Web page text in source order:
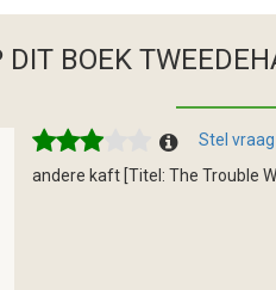
DIT BOEK
Stel vraag
andere kaft [Titel: The Trouble